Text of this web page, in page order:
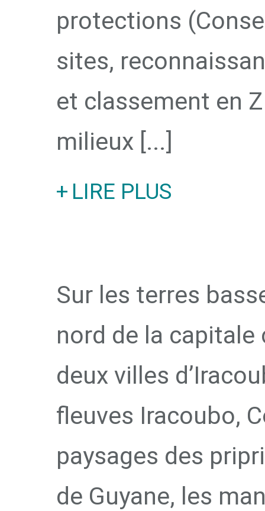
protections
sites,
et classement en
milieux [...]
LIRE PLUS
Sur les terres
nord de la capitale
deux villes
fleuves Iracoubo,
paysages des
de Guyane, les